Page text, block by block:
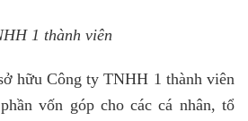
1 thành viên
hữu Công ty TNHH 1 thành viên
vốn góp cho các cá nhân, tổ